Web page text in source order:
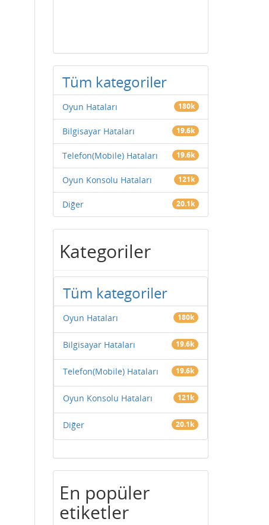
Tüm kategoriler
Oyun Hataları 180k
Bilgisayar Hataları 19.6k
Telefon(Mobile) Hataları 19.6k
Oyun Konsolu Hataları 121k
Diğer 20.1k
Kategoriler
Tüm kategoriler
Oyun Hataları 180k
Bilgisayar Hataları 19.6k
Telefon(Mobile) Hataları 19.6k
Oyun Konsolu Hataları 121k
Diğer 20.1k
En popüler
etiketler